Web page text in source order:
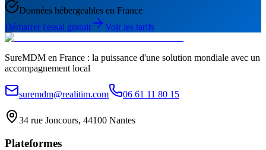
Données hébergeables en France
Démarrer l'essai gratuit
Voir les tarifs
SureMDM en France : la puissance d'une solution mondiale avec un
accompagnement local
suremdm@realitim.com 06 61 11 80 15
34 rue Joncours, 44100 Nantes
Plateformes